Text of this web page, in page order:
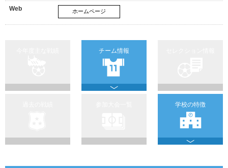
Web ホームページ
チーム情報
学校の特徴